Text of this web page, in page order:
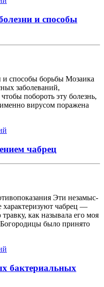
и способы
и способы борьбы Мозаика
заболеваний,
побороть эту болезнь,
вирусом поражена
чабрец
Эти неза­мыс­
харак­те­ри­зу­ют чабрец —
как назы­ва­ла его моя
было при­ня­то
бактериальных